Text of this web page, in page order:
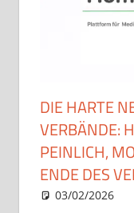
DIE HARTE
VERBÄNDE:
PEINLICH,
ENDE DES
03/02/2026